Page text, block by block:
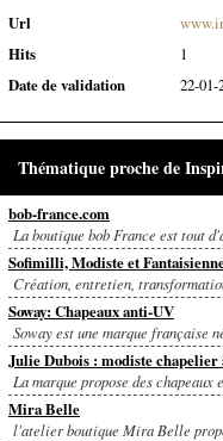
Url
Hits
1
Date de validation
22-01-
Thématique proche de
bob-france.com
La boutique bob France est tout
Sofimilli, Modiste et
Création, entretien,
Soway: Chapeaux anti-UV
Soway est une marque française
Julie Dubois : modiste chapelier
La marque propose des
Mira Belle
l'atelier boutique Mira Belle